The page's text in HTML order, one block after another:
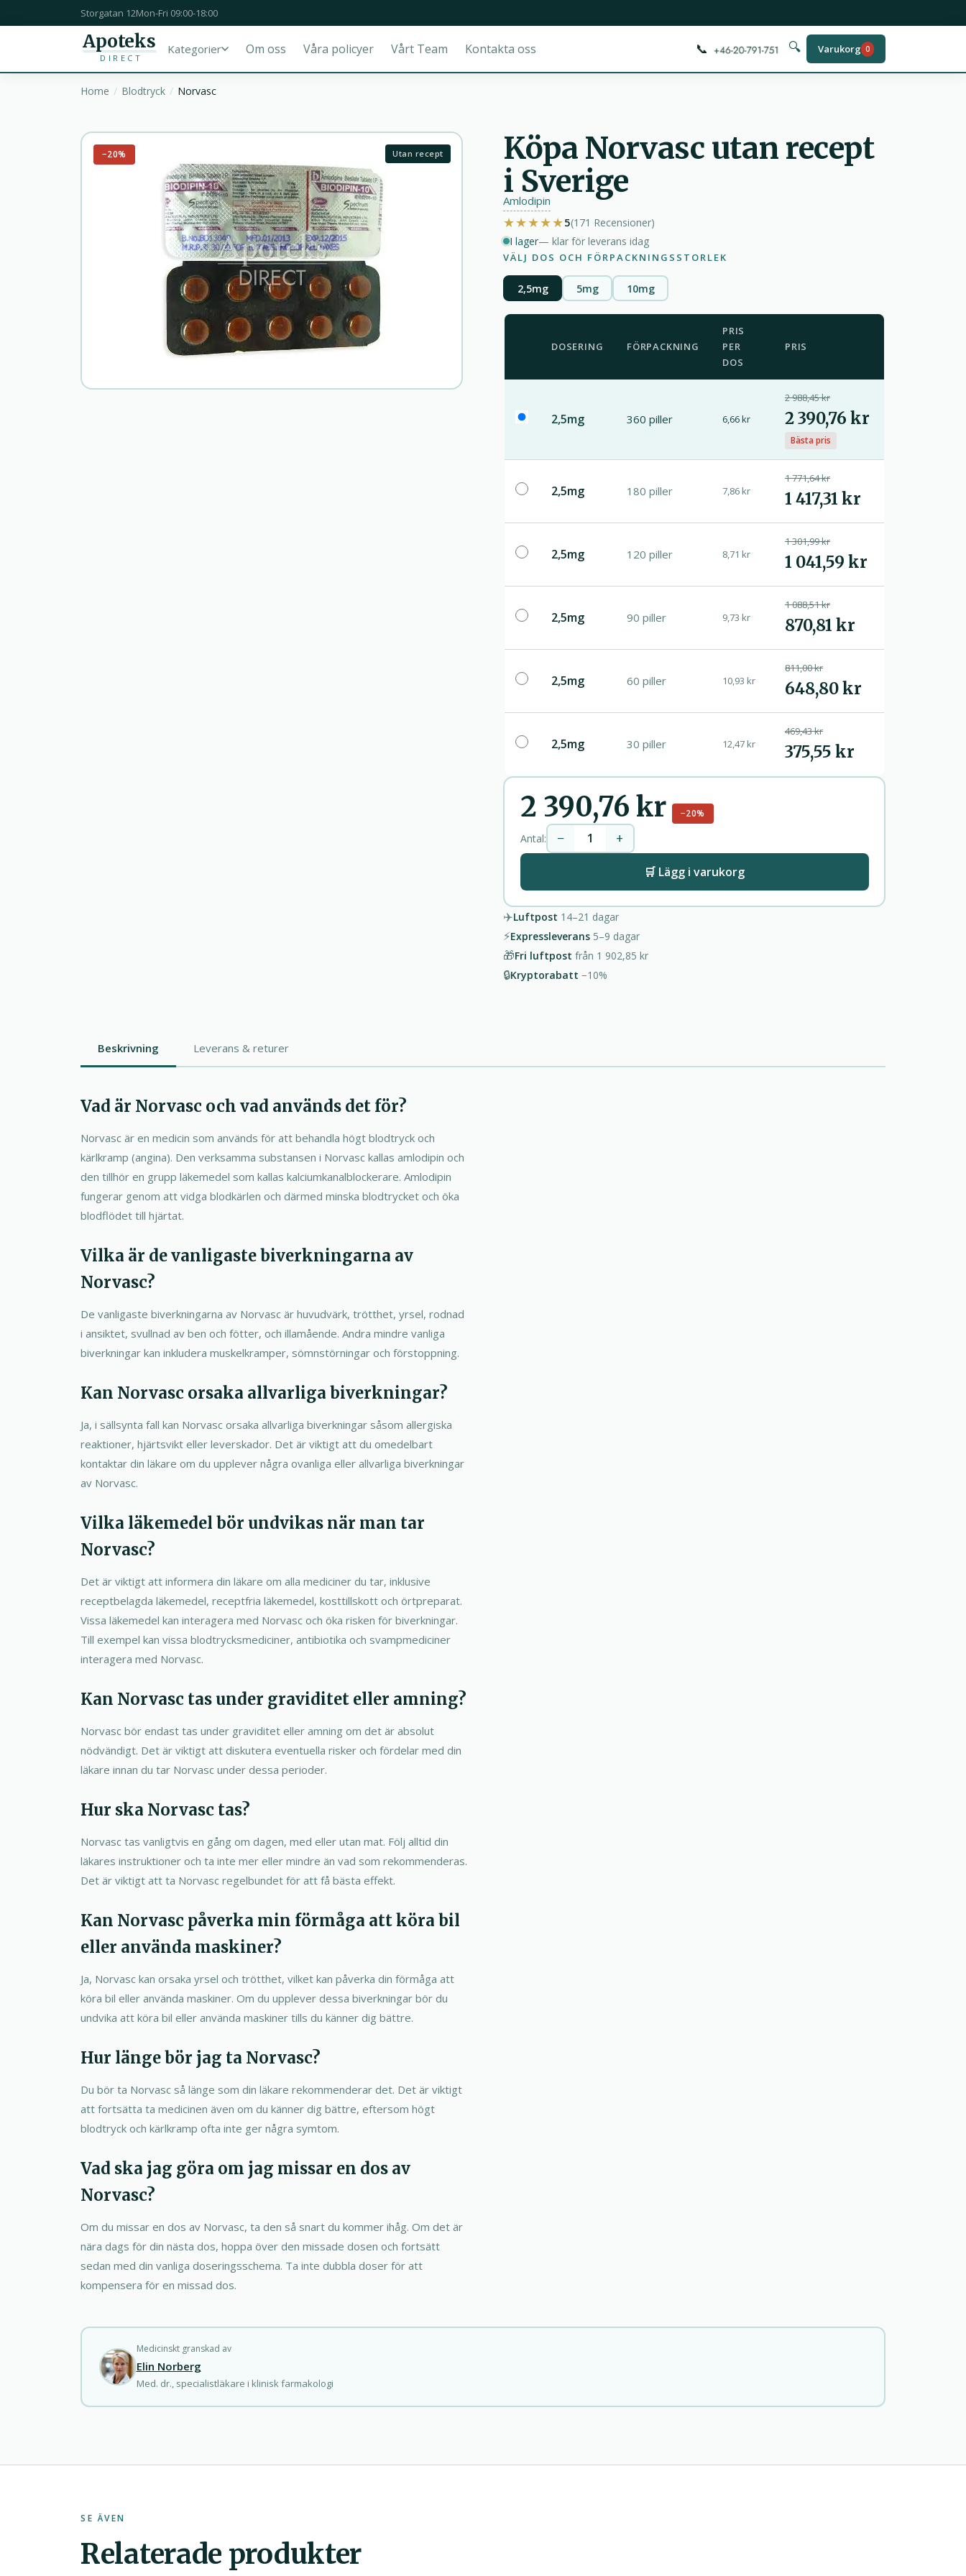
Storgatan 12Mon-Fri 09:00-18:00
Apoteks
DIRECT
Kategorier Om oss Våra policyer Vårt Team Kontakta oss 📞 🔍 Varukorg 0
Home Blodtryck Norvasc
−20% Utan recept
Köpa Norvasc utan recept
i Sverige
Amlodipin
★★★★★5(171 Recensioner)
I lager— klar för leverans idag
VÄLJ DOS OCH FÖRPACKNINGSSTORLEK
2,5mg 5mg 10mg
DOSERING FÖRPACKNING
PRIS
PER
DOS
PRIS
2,5mg 360 piller 6,66 kr
2 988,45 kr
2 390,76 kr
Bästa pris
2,5mg 180 piller 7,86 kr
1 771,64 kr
1 417,31 kr
2,5mg 120 piller 8,71 kr
1 301,99 kr
1 041,59 kr
2,5mg 90 piller 9,73 kr
1 088,51 kr
870,81 kr
2,5mg 60 piller 10,93 kr
811,00 kr
648,80 kr
2,5mg 30 piller 12,47 kr
469,43 kr
375,55 kr
2 390,76 kr −20%
Antal: − +
🛒 Lägg i varukorg
✈️Luftpost 14–21 dagar
⚡Expressleverans 5–9 dagar
🎁Fri luftpost från 1 902,85 kr
🔒Kryptorabatt −10%
Beskrivning Leverans & returer
Vad är Norvasc och vad används det för?
Norvasc är en medicin som används för att behandla högt blodtryck och
kärlkramp (angina). Den verksamma substansen i Norvasc kallas amlodipin och
den tillhör en grupp läkemedel som kallas kalciumkanalblockerare. Amlodipin
fungerar genom att vidga blodkärlen och därmed minska blodtrycket och öka
blodflödet till hjärtat.
Vilka är de vanligaste biverkningarna av
Norvasc?
De vanligaste biverkningarna av Norvasc är huvudvärk, trötthet, yrsel, rodnad
i ansiktet, svullnad av ben och fötter, och illamående. Andra mindre vanliga
biverkningar kan inkludera muskelkramper, sömnstörningar och förstoppning.
Kan Norvasc orsaka allvarliga biverkningar?
Ja, i sällsynta fall kan Norvasc orsaka allvarliga biverkningar såsom allergiska
reaktioner, hjärtsvikt eller leverskador. Det är viktigt att du omedelbart
kontaktar din läkare om du upplever några ovanliga eller allvarliga biverkningar
av Norvasc.
Vilka läkemedel bör undvikas när man tar
Norvasc?
Det är viktigt att informera din läkare om alla mediciner du tar, inklusive
receptbelagda läkemedel, receptfria läkemedel, kosttillskott och örtpreparat.
Vissa läkemedel kan interagera med Norvasc och öka risken för biverkningar.
Till exempel kan vissa blodtrycksmediciner, antibiotika och svampmediciner
interagera med Norvasc.
Kan Norvasc tas under graviditet eller amning?
Norvasc bör endast tas under graviditet eller amning om det är absolut
nödvändigt. Det är viktigt att diskutera eventuella risker och fördelar med din
läkare innan du tar Norvasc under dessa perioder.
Hur ska Norvasc tas?
Norvasc tas vanligtvis en gång om dagen, med eller utan mat. Följ alltid din
läkares instruktioner och ta inte mer eller mindre än vad som rekommenderas.
Det är viktigt att ta Norvasc regelbundet för att få bästa effekt.
Kan Norvasc påverka min förmåga att köra bil
eller använda maskiner?
Ja, Norvasc kan orsaka yrsel och trötthet, vilket kan påverka din förmåga att
köra bil eller använda maskiner. Om du upplever dessa biverkningar bör du
undvika att köra bil eller använda maskiner tills du känner dig bättre.
Hur länge bör jag ta Norvasc?
Du bör ta Norvasc så länge som din läkare rekommenderar det. Det är viktigt
att fortsätta ta medicinen även om du känner dig bättre, eftersom högt
blodtryck och kärlkramp ofta inte ger några symtom.
Vad ska jag göra om jag missar en dos av
Norvasc?
Om du missar en dos av Norvasc, ta den så snart du kommer ihåg. Om det är
nära dags för din nästa dos, hoppa över den missade dosen och fortsätt
sedan med din vanliga doseringsschema. Ta inte dubbla doser för att
kompensera för en missad dos.
Medicinskt granskad av
Elin Norberg
Med. dr., specialistläkare i klinisk farmakologi
SE ÄVEN
Relaterade produkter